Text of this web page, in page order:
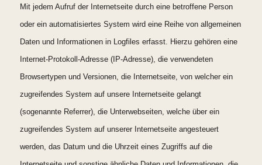
Mit jedem Aufruf der Internetseite durch eine betroffene Person
oder ein automatisiertes System wird eine Reihe von allgemeinen
Daten und Informationen in Logfiles erfasst. Hierzu gehören eine
Internet-Protokoll-Adresse (IP-Adresse), die verwendeten
Browsertypen und Versionen, die Internetseite, von welcher ein
zugreifendes System auf unsere Internetseite gelangt
(sogenannte Referrer), die Unterwebseiten, welche über ein
zugreifendes System auf unserer Internetseite angesteuert
werden, das Datum und die Uhrzeit eines Zugriffs auf die